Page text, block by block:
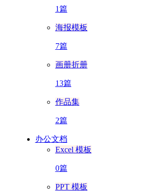
1篇
海报模板
7篇
画册折册
13篇
作品集
2篇
办公文档
Excel 模板
0篇
PPT 模板